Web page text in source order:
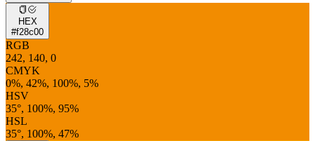
HEX
#f28c00
RGB
242, 140, 0
CMYK
0%, 42%, 100%, 5%
HSV
35°, 100%, 95%
HSL
35°, 100%, 47%